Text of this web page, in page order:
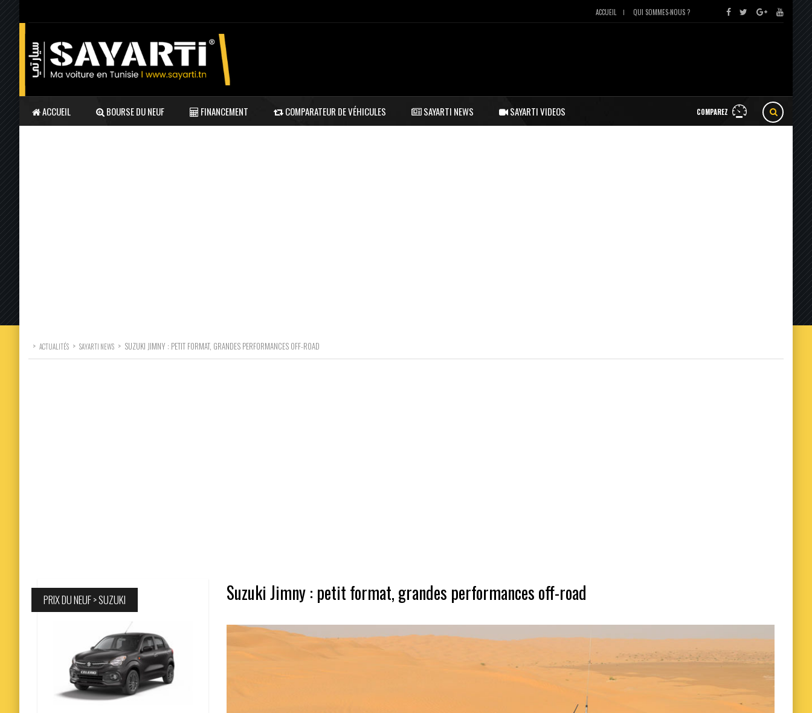
ACCUEIL QUI SOMMES-NOUS ?
COMPAREZ
ACCUEIL BOURSE DU NEUF FINANCEMENT COMPARATEUR DE VÉHICULES SAYARTI NEWS SAYARTI VIDEOS
> ACTUALITÉS > SAYARTI NEWS > SUZUKI JIMNY : PETIT FORMAT, GRANDES PERFORMANCES OFF-ROAD
Suzuki Jimny : petit format, grandes performances off-road
PRIX DU NEUF > SUZUKI